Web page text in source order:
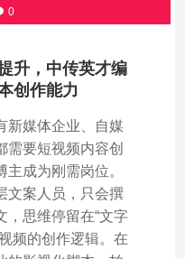
0
升，中传英才编
创作能力
新媒体企业、自媒
需要短视频内容创
成为刚需岗位。
文案人员，只会撰
，思维停留在“文字
频的创作逻辑。在